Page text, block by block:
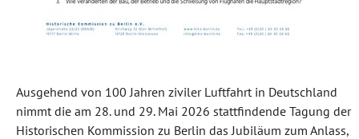
Ausgehend von 100 Jahren ziviler Luftfahrt in Deutschland
nimmt die am 28. und 29. Mai 2026 stattfindende Tagung der
Historischen Kommission zu Berlin das Jubiläum zum Anlass,